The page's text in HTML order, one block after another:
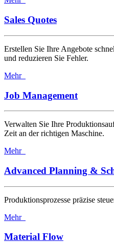
Sales Quotes
Erstellen Sie Ihre Angebote
und reduzieren Sie Fehler.
Mehr
Job Management
Verwalten Sie Ihre
Zeit an der richtigen Maschine.
Mehr
Advanced Planning &
Produktionsprozesse präzise
Mehr
Material Flow